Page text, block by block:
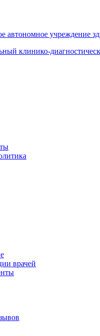
автономное учреждение
клинико-
врачей